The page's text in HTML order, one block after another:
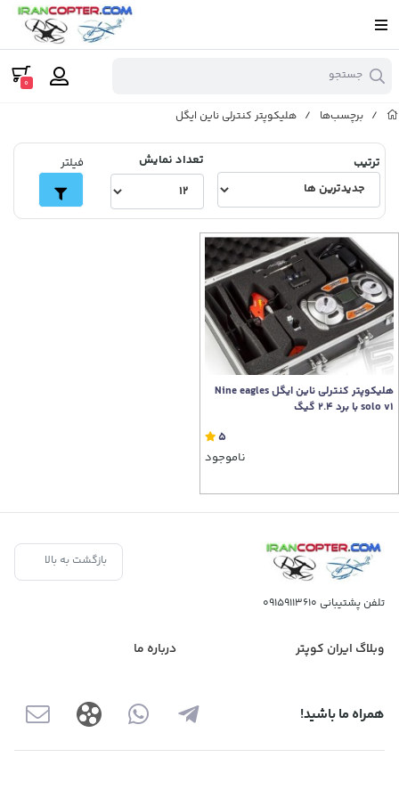
جستجو 0
/ برچسب‌ها / هلیکوپتر کنترلی ناین ایگل
ترتیب تعداد نمایش فیلتر
هلیکوپتر کنترلی ناین ایگل Nine eagles
solo v1 با برد 2.4 گیگ
5
ناموجود
بازگشت به بالا
تلفن پشتیبانی 09159113610
وبلاگ ایران کوپتر درباره ما
همراه ما باشید!